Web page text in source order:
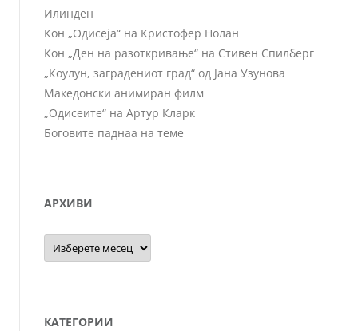
Илинден
Кон „Одисеја“ на Кристофер Нолан
Кон „Ден на разоткривање“ на Стивен Спилберг
„Коулун, заградениот град“ од Јана Узунова
Македонски анимиран филм
„Одисеите“ на Артур Кларк
Боговите паднаа на теме
АРХИВИ
Архиви
КАТЕГОРИИ